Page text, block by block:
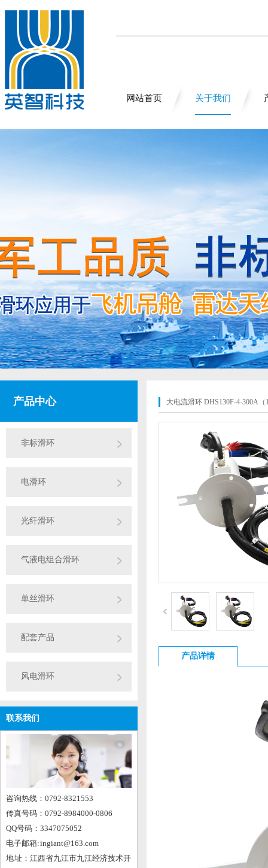
网站首页 关于我们
产品中心
非标滑环
电滑环
光纤滑环
气液电组合滑环
单丝滑环
配套产品
风电滑环
联系我们
咨询热线：0792-8321553
传真号码：0792-8984000-0806
QQ号码：3347075052
电子邮箱: ingiant@163.com
地 址：江西省九江市九江经济技术开
大电流滑环 DHS130F-4-300A（
产品详情